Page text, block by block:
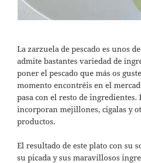
La zarzuela de pescado es unos
admite bastantes variedad de
poner el pescado que más os
momento encontréis en el
pasa con el resto de ingredientes.
incorporan mejillones, cigalas y
productos.
El resultado de este plato con su
su picada y sus maravillosos